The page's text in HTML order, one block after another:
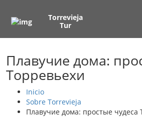
Torrevieja
Tur
Плавучие дома:
Торревьехи
Inicio
Sobre Torrevieja
Плавучие дома: простые чудеса